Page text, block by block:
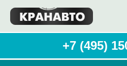
+7 (495)